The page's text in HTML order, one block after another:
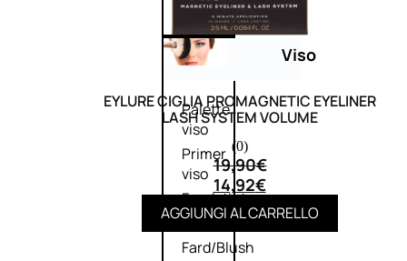
Viso
Palette
viso
Primer
viso
Fondotinta
Cipria
Fard/Blush
EYLURE CIGLIA PROMAGNETIC EYELINER
LASH SYSTEM VOLUME
(0)
19,90€
14,92€
AGGIUNGI AL CARRELLO